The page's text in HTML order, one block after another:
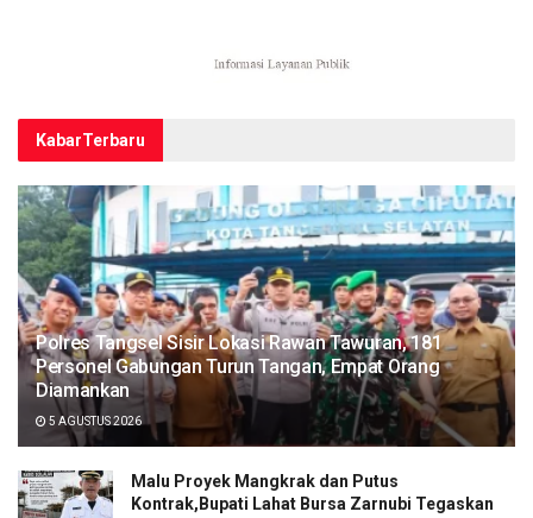
KabarTerbaru
Polres Tangsel Sisir Lokasi Rawan Tawuran, 181
Personel Gabungan Turun Tangan, Empat Orang
Diamankan
5 AGUSTUS 2026
Malu Proyek Mangkrak dan Putus
Kontrak,Bupati Lahat Bursa Zarnubi Tegaskan